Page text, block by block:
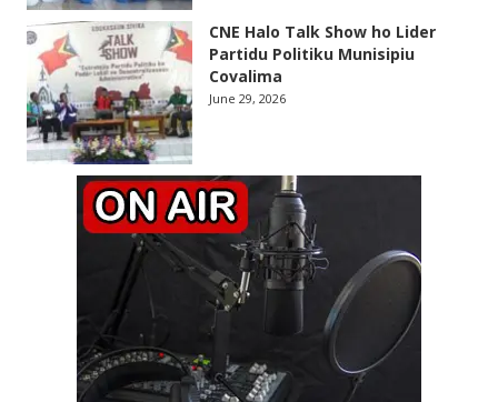
CNE Halo Talk Show ho Lider
Partidu Politiku Munisipiu
Covalima
June 29, 2026